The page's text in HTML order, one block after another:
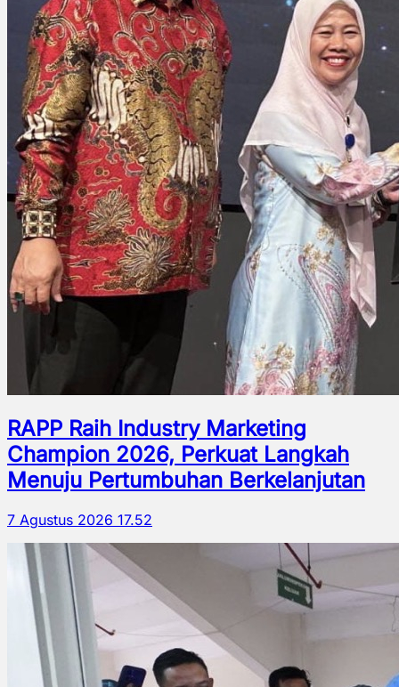
RAPP Raih Industry Marketing
Champion 2026, Perkuat Langkah
Menuju Pertumbuhan Berkelanjutan
7 Agustus 2026 17.52